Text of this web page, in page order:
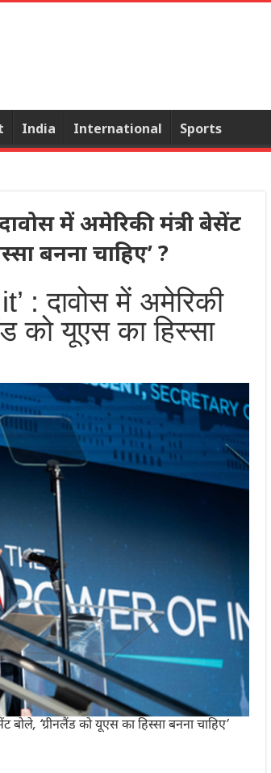
India International Sports
में अमेरिकी मंत्री बेसेंट
बनना चाहिए’ ?
: दावोस में अमेरिकी
को यूएस का हिस्सा
‘ग्रीनलैंड को यूएस का हिस्सा बनना चाहिए’